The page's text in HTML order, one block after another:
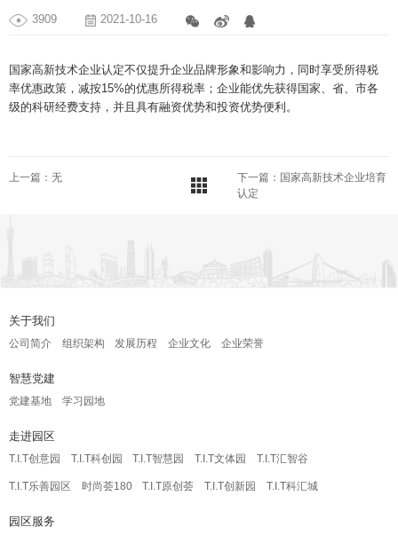
3909 2021-10-16
国家高新技术企业认定不仅提升企业品牌形象和影响力，同时享受所得税
率优惠政策，减按15%的优惠所得税率；企业能优先获得国家、省、市各
级的科研经费支持，并且具有融资优势和投资优势便利。
上一篇：无
下一篇：国家高新技术企业培育
认定
关于我们
公司简介 组织架构 发展历程 企业文化 企业荣誉
智慧党建
党建基地 学习园地
走进园区
T.I.T创意园 T.I.T科创园 T.I.T智慧园 T.I.T文体园 T.I.T汇智谷
T.I.T乐善园区 时尚荟180 T.I.T原创荟 T.I.T创新园 T.I.T科汇城
园区服务